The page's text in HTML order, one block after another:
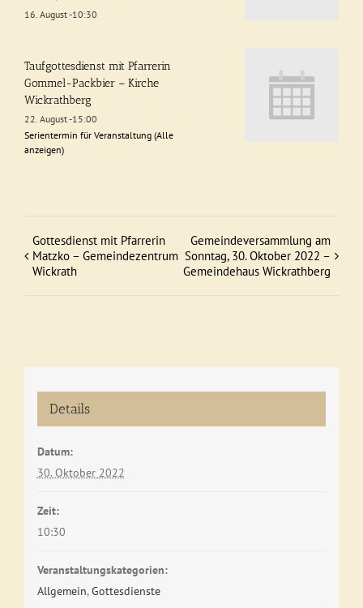
16. August -10:30
Taufgottesdienst mit Pfarrerin
Gommel-Packbier – Kirche
Wickrathberg
22. August -15:00
Serientermin für Veranstaltung (Alle
anzeigen)
Veranstaltung
Navigation
Gottesdienst mit Pfarrerin
Matzko – Gemeindezentrum
Wickrath
Gemeindeversammlung am
Sonntag, 30. Oktober 2022 –
Gemeindehaus Wickrathberg
Details
Datum:
30. Oktober 2022
Zeit:
10:30
Veranstaltungskategorien:
Allgemein,Gottesdienste